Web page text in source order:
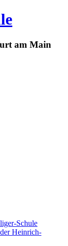
am Main
Schule
Heinrich-